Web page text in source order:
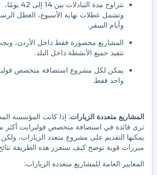
تتراوح مدة التبادلات بين 14 إلى 42 يومًا،
وتشمل عطلات نهاية الأسبوع، العطل
وأيام السفر.
المشاريع محصورة فقط داخل الأردن،
تنفيذ جميع الأنشطة داخل البلد.
يمكن لكل مشروع استضافة متخصص
واحد فقط.
المشاريع متعددة الزيارات: إذا كانت المؤسسة
ترى فائدة في استضافة متخصص فولبرايت أكثر
يمكنها التقديم على مشروع متعدد الزيارات،
مبررات قوية توضح كيف ستعزز هذه الطريقة
المعايير العامة للمشاريع متعددة الزيارات: